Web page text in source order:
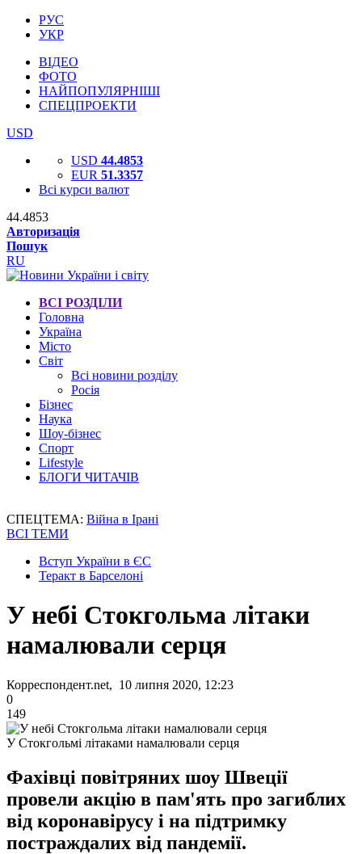
РУС
УКР
ВІДЕО
ФОТО
НАЙПОПУЛЯРНІШІ
СПЕЦПРОЕКТИ
USD
USD 44.4853
EUR 51.3357
Всі курси валют
44.4853
Авторизація
Пошук
RU
ВСІ РОЗДІЛИ
Головна
Україна
Місто
Світ
Всі новини розділу
Росія
Бізнес
Наука
Шоу-бізнес
Спорт
Lifestyle
БЛОГИ ЧИТАЧІВ
СПЕЦТЕМА: Війна в Ірані
ВСІ ТЕМИ
Вступ України в ЄС
Теракт в Барселоні
У небі Стокгольма літаки
намалювали серця
Корреспондент.net, 10 липня 2020, 12:23
0
149
У Стокгольмі літаками намалювали серця
Фахівці повітряних шоу Швеції
провели акцію в пам'ять про загиблих
від коронавірусу і на підтримку
постраждалих від пандемії.